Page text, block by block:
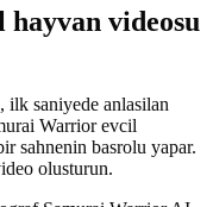
videosu
saniyede anlasilan
Warrior evcil
sahnenin basrolu yapar.
olusturun.